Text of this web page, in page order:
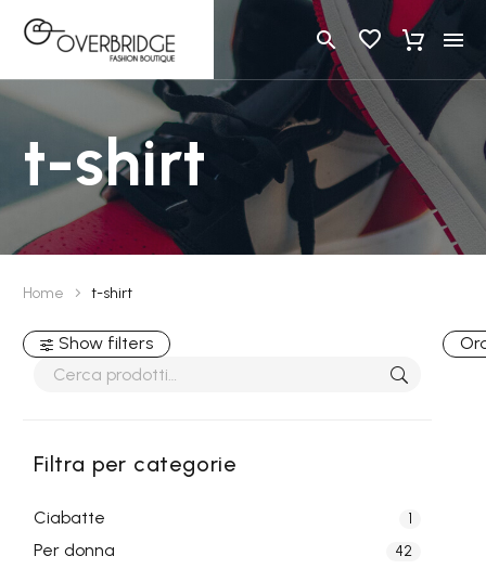
t-shirt
Home t-shirt
Show filters
Filtra per categorie
Ciabatte 1
Per donna 42